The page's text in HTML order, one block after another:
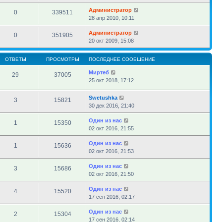
0 339511
Администратор
28 апр 2010, 10:11
0 351905
Администратор
20 окт 2009, 15:08
ОТВЕТЫ ПРОСМОТРЫ ПОСЛЕДНЕЕ СООБЩЕНИЕ
29 37005
Миртеб
25 окт 2018, 17:12
3 15821
Swetushka
30 дек 2016, 21:40
1 15350
Один из нас
02 окт 2016, 21:55
1 15636
Один из нас
02 окт 2016, 21:53
3 15686
Один из нас
02 окт 2016, 21:50
4 15520
Один из нас
17 сен 2016, 02:17
2 15304
Один из нас
17 сен 2016, 02:14